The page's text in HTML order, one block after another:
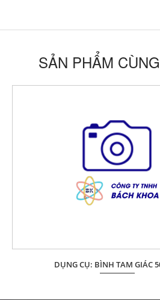
SẢN PHẨM
DỤNG CỤ: BÌNH TAM GIÁC